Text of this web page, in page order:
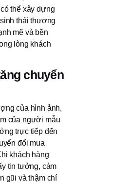
thể xây dựng
thái thương
mẽ và bền
lòng khách
chuyển
của hình ảnh,
của người mẫu
trực tiếp đến
đổi mua
khách hàng
tin tưởng, cảm
gũi và thậm chí